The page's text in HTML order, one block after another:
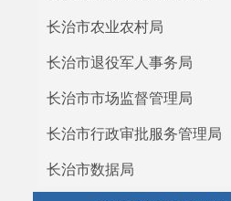
长治市农业农村局
长治市退役军人事务局
长治市市场监督管理局
长治市行政审批服务管理局
长治市数据局